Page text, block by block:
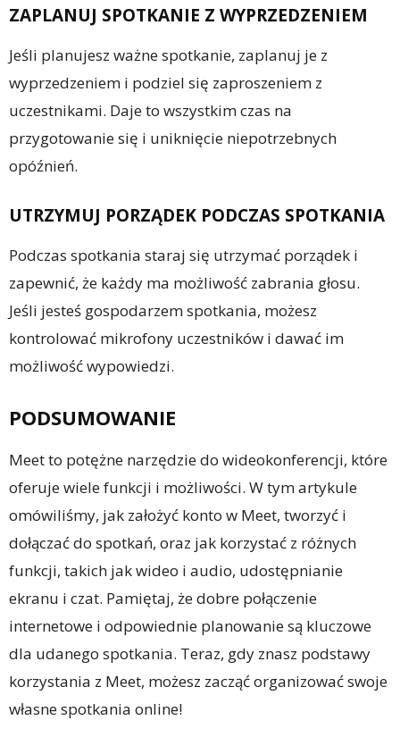
ZAPLANUJ SPOTKANIE Z WYPRZEDZENIEM
Jeśli planujesz ważne spotkanie, zaplanuj je z
wyprzedzeniem i podziel się zaproszeniem z
uczestnikami. Daje to wszystkim czas na
przygotowanie się i uniknięcie niepotrzebnych
opóźnień.
UTRZYMUJ PORZĄDEK PODCZAS SPOTKANIA
Podczas spotkania staraj się utrzymać porządek i
zapewnić, że każdy ma możliwość zabrania głosu.
Jeśli jesteś gospodarzem spotkania, możesz
kontrolować mikrofony uczestników i dawać im
możliwość wypowiedzi.
PODSUMOWANIE
Meet to potężne narzędzie do wideokonferencji, które
oferuje wiele funkcji i możliwości. W tym artykule
omówiliśmy, jak założyć konto w Meet, tworzyć i
dołączać do spotkań, oraz jak korzystać z różnych
funkcji, takich jak wideo i audio, udostępnianie
ekranu i czat. Pamiętaj, że dobre połączenie
internetowe i odpowiednie planowanie są kluczowe
dla udanego spotkania. Teraz, gdy znasz podstawy
korzystania z Meet, możesz zacząć organizować swoje
własne spotkania online!